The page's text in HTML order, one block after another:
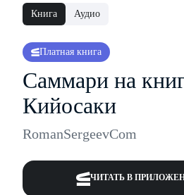
Книга Аудио
Платная книга
Саммари на
Кийосаки
RomanSergeevCom
ЧИТАТЬ В